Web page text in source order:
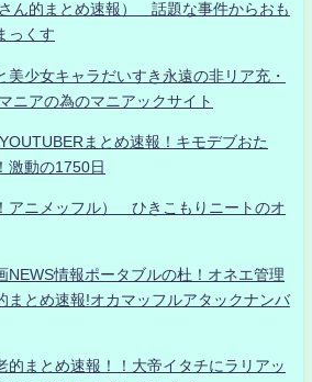
ん的まとめ速報） 話題な事件からおも
っくす
美少女キャラだいすき永遠の非リア充・
ニアの為のマニアックサイト
まとめ速報！キモデブおた
激動の1750日
アニメッフル） ひきこもりニートのオ
NEWS情報ポータブルの杜！オネエ管理
まとめ速報!オカマッフルアタックナンバ
的まとめ速報！！大帝イタチにラリアッ